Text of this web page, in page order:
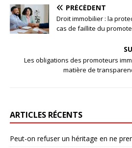
PRÉCÉDENT
Droit immobilier : la
cas de faillite du
Les obligations des promoteurs
matière de
ARTICLES RÉCENTS
Peut-on refuser un héritage en ne